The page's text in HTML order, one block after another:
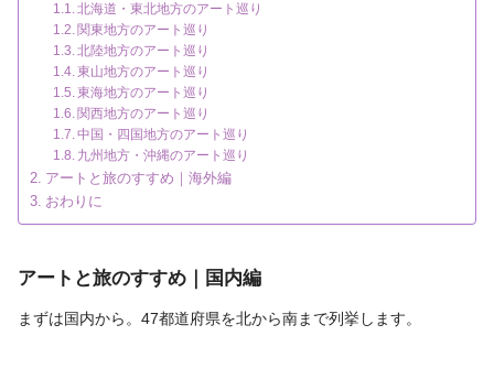
北海道・東北地方のアート巡り
関東地方のアート巡り
北陸地方のアート巡り
東山地方のアート巡り
東海地方のアート巡り
関西地方のアート巡り
中国・四国地方のアート巡り
九州地方・沖縄のアート巡り
アートと旅のすすめ｜海外編
おわりに
アートと旅のすすめ｜国内編
まずは国内から。47都道府県を北から南まで列挙します。